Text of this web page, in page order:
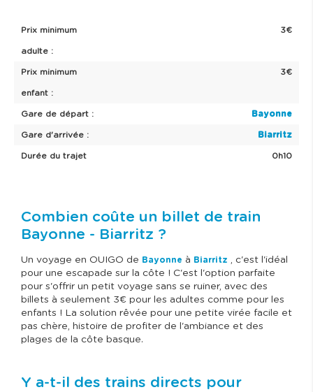
Prix minimum
adulte :
3€
Prix minimum
enfant :
3€
Gare de départ : Bayonne
Gare d'arrivée : Biarritz
Durée du trajet 0h10
Combien coûte un billet de train
Bayonne - Biarritz ?
Un voyage en OUIGO de Bayonne à Biarritz , c'est l'idéal
pour une escapade sur la côte ! C'est l'option parfaite
pour s'offrir un petit voyage sans se ruiner, avec des
billets à seulement 3€ pour les adultes comme pour les
enfants ! La solution rêvée pour une petite virée facile et
pas chère, histoire de profiter de l'ambiance et des
plages de la côte basque.
Y a-t-il des trains directs pour